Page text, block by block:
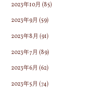
2023年10月 (85)
2023年9月 (59)
2023年8月 (91)
2023年7月 (89)
2023年6月 (62)
2023年5月 (74)